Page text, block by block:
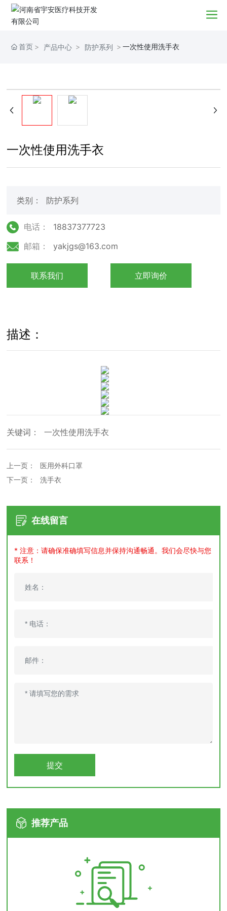
首页 产品中心 防护系列 一次性使用洗手衣
一次性使用洗手衣
类别： 防护系列
电话：
18837377723
邮箱：
yakjgs@163.com
联系我们 立即询价
描述：
关键词： 一次性使用洗手衣
上一页：
医用外科口罩
下一页：
洗手衣
在线留言
* 注意：请确保准确填写信息并保持沟通畅通。我们会尽快与您
联系！
提交
推荐产品